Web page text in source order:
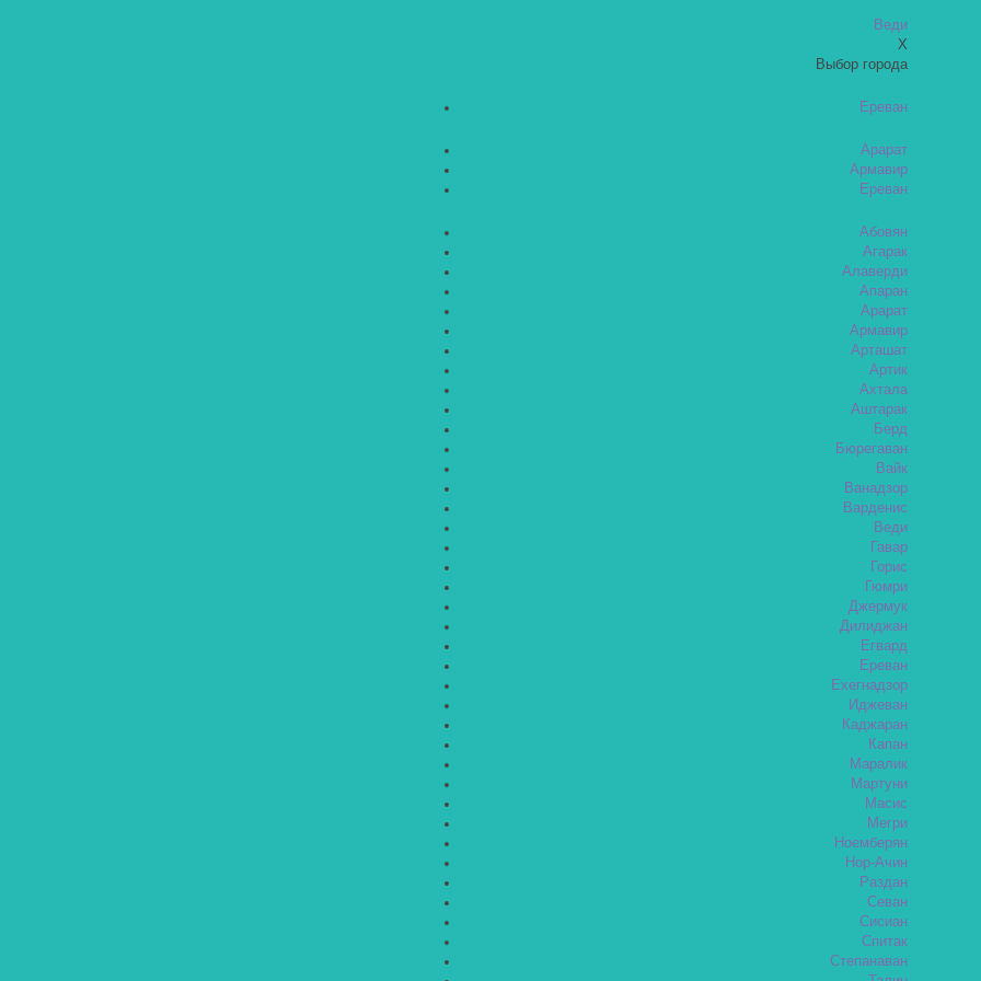
Веди
X
Выбор города
Ереван
Арарат
Армавир
Ереван
Абовян
Агарак
Алаверди
Апаран
Арарат
Армавир
Арташат
Артик
Ахтала
Аштарак
Берд
Бюрегаван
Вайк
Ванадзор
Варденис
Веди
Гавар
Горис
Гюмри
Джермук
Дилиджан
Егвард
Ереван
Ехегнадзор
Иджеван
Каджаран
Капан
Маралик
Мартуни
Масис
Мегри
Ноемберян
Нор-Ачин
Раздан
Севан
Сисиан
Спитак
Степанаван